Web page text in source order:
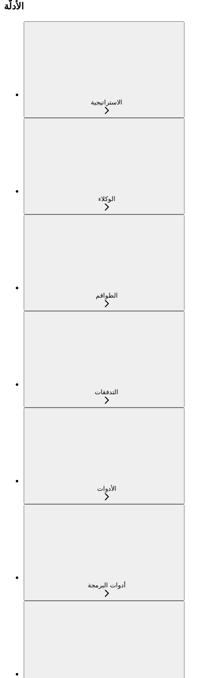
الأدلّة
الاستراتيجية
الوكلاء
الطواقم
التدفقات
الأدوات
أدوات البرمجة